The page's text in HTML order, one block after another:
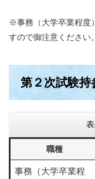
※事務（大学卒業程度
すので御注意くださ
第２次試験持
職種
事務（大学卒業程